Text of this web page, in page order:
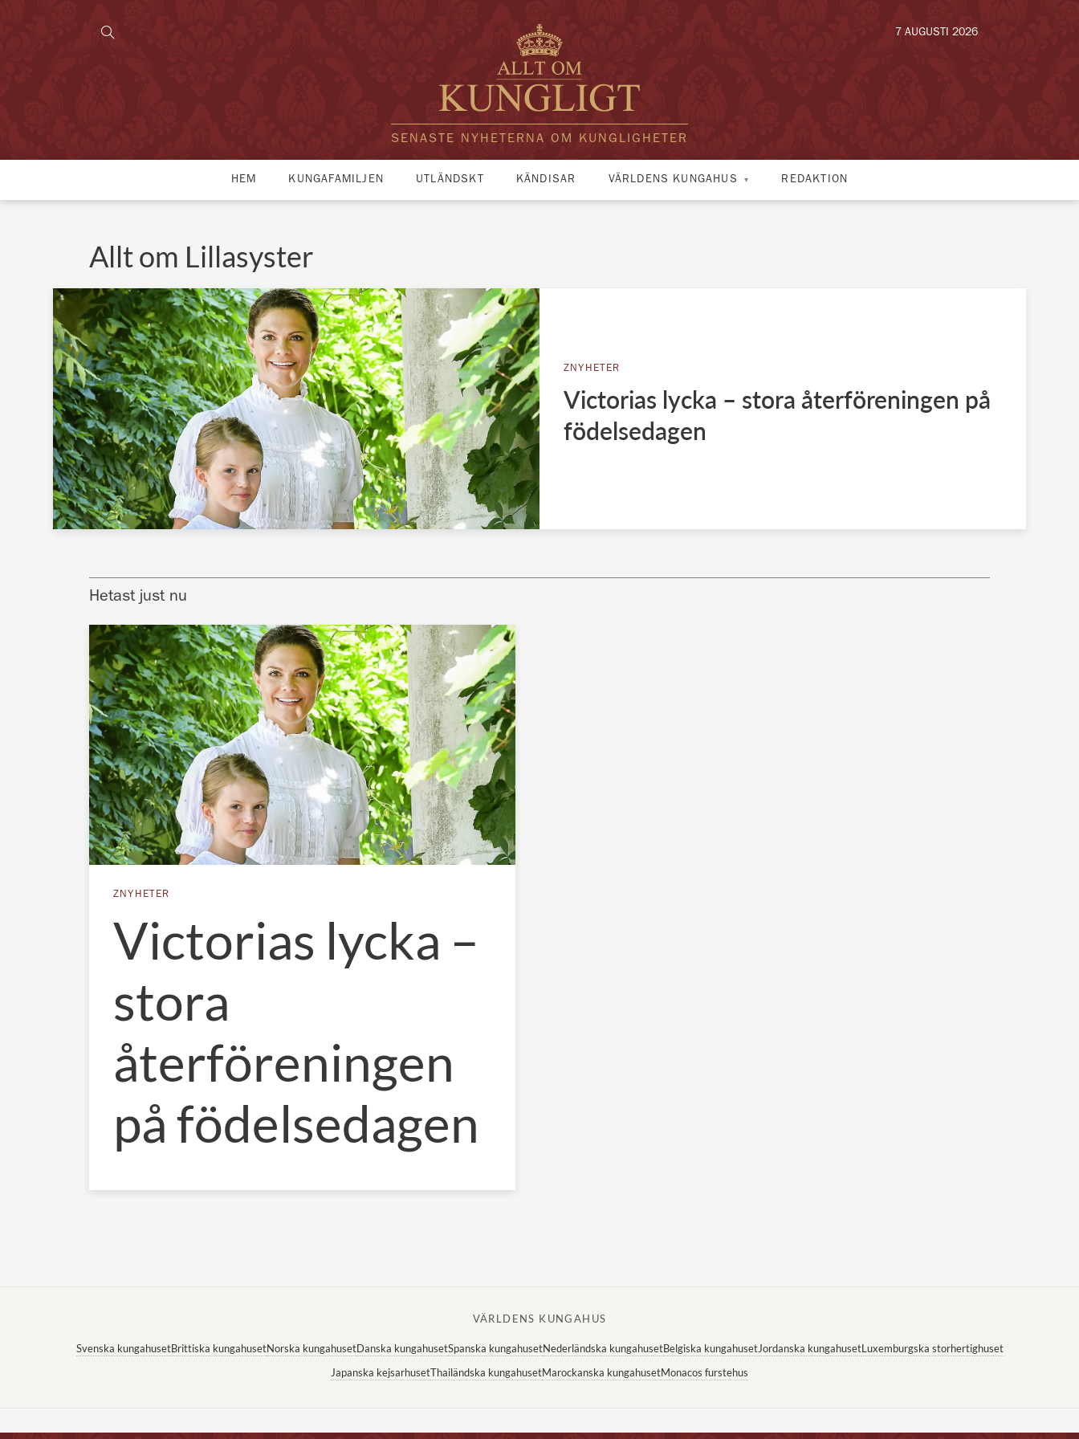
SENASTE NYHETERNA OM KUNGLIGHETER
7 AUGUSTI 2026
HEM KUNGAFAMILJEN UTLÄNDSKT KÄNDISAR VÄRLDENS KUNGAHUS REDAKTION
Allt om Lillasyster
ZNYHETER
Victorias lycka – stora återföreningen på
födelsedagen
Hetast just nu
ZNYHETER
Victorias lycka –
stora
återföreningen
på födelsedagen
VÄRLDENS KUNGAHUS
Svenska kungahusetBrittiska kungahusetNorska kungahusetDanska kungahusetSpanska kungahusetNederländska kungahusetBelgiska kungahusetJordanska kungahusetLuxemburgska storhertighuset
Japanska kejsarhusetThailändska kungahusetMarockanska kungahusetMonacos furstehus